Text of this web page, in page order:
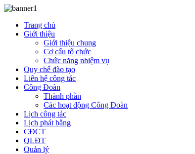
Trang chủ
Giới thiệu
Giới thiệu chung
Cơ cấu tổ chức
Chức năng nhiệm vụ
Quy chế đào tạo
Liên hệ công tác
Công Đoàn
Thành phần
Các hoạt động Công Đoàn
Lịch công tác
Lịch phát bằng
CĐCT
QLĐT
Quản lý